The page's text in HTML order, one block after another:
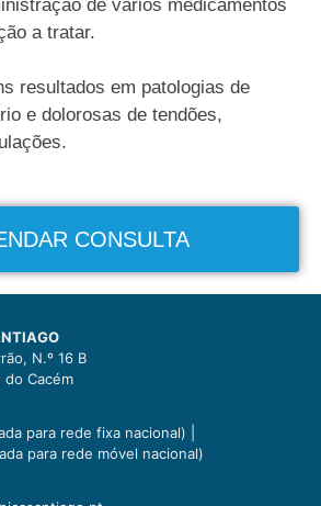
de vários medicamentos
a tratar.
resultados em patologias de
e dolorosas de tendões,
CONSULTA
N.º 16 B
do Cacém
para rede fixa nacional) |
para rede móvel nacional)